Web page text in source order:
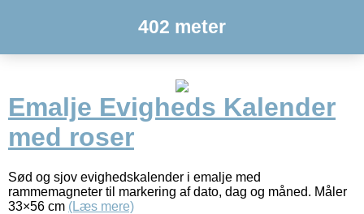
402 meter
Emalje Evigheds Kalender
med roser
Sød og sjov evighedskalender i emalje med
rammemagneter til markering af dato, dag og måned. Måler
33×56 cm (Læs mere)